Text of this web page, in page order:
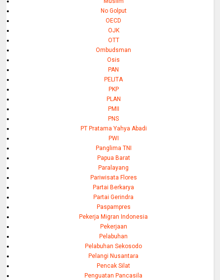
No Golput
OECD
OJK
OTT
Ombudsman
Osis
PAN
PELITA
PKP
PLAN
PMII
PNS
PT Pratama Yahya Abadi
PWI
Panglima TNI
Papua Barat
Paralayang
Pariwisata Flores
Partai Berkarya
Partai Gerindra
Paspampres
Pekerja Migran Indonesia
Pekerjaan
Pelabuhan
Pelabuhan Sekosodo
Pelangi Nusantara
Pencak Silat
Penguatan Pancasila